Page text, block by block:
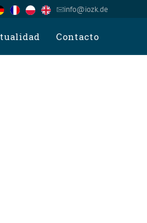
info@iozk.de
Contacto